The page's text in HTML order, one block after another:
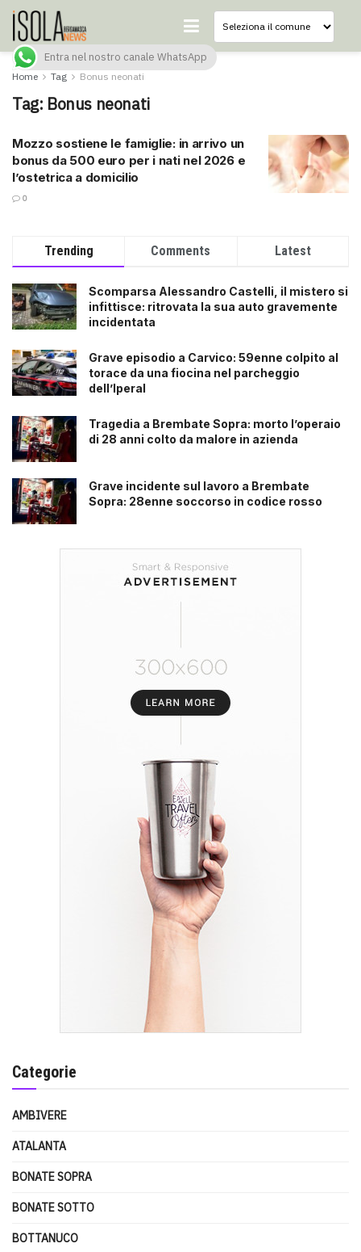
Home Tag Bonus neonati
Tag: Bonus neonati
Mozzo sostiene le famiglie: in arrivo un
bonus da 500 euro per i nati nel 2026 e
l’ostetrica a domicilio
0
Trending Comments Latest
Scomparsa Alessandro Castelli, il mistero si
infittisce: ritrovata la sua auto gravemente
incidentata
Grave episodio a Carvico: 59enne colpito al
torace da una fiocina nel parcheggio
dell’Iperal
Tragedia a Brembate Sopra: morto l’operaio
di 28 anni colto da malore in azienda
Grave incidente sul lavoro a Brembate
Sopra: 28enne soccorso in codice rosso
Categorie
AMBIVERE
ATALANTA
BONATE SOPRA
BONATE SOTTO
BOTTANUCO
Entra nel nostro canale WhatsApp